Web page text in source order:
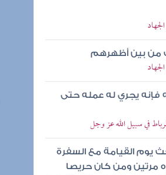
من بين أظهرهم
فإنه يجري له عمله حتى
في سبيل الله عز وجل
يوم القيامة مع السفرة
مرتين ومن كان حريصا